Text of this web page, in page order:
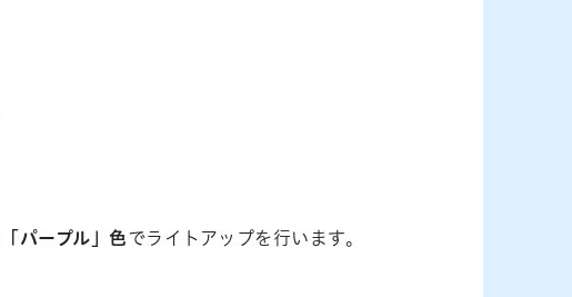
「パープル」色でライトアップを行います。